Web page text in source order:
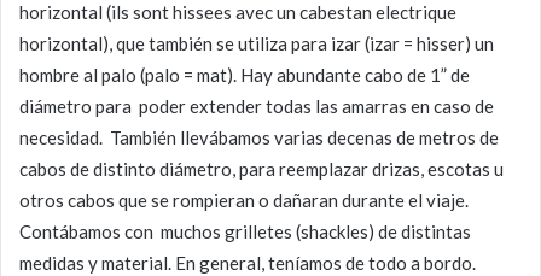
horizontal (ils sont hissees avec un cabestan electrique
horizontal), que también se utiliza para izar (izar = hisser) un
hombre al palo (palo = mat). Hay abundante cabo de 1” de
diámetro para poder extender todas las amarras en caso de
necesidad. También llevábamos varias decenas de metros de
cabos de distinto diámetro, para reemplazar drizas, escotas u
otros cabos que se rompieran o dañaran durante el viaje.
Contábamos con muchos grilletes (shackles) de distintas
medidas y material. En general, teníamos de todo a bordo.